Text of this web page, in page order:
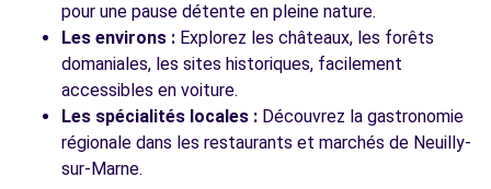
pour une pause détente en pleine nature.
Les environs : Explorez les châteaux, les forêts
domaniales, les sites historiques, facilement
accessibles en voiture.
Les spécialités locales : Découvrez la gastronomie
régionale dans les restaurants et marchés de Neuilly-
sur-Marne.